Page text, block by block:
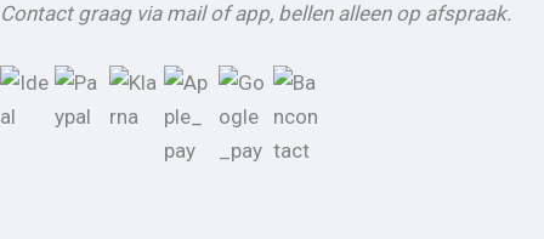
Contact graag via mail of app, bellen alleen op afspraak.